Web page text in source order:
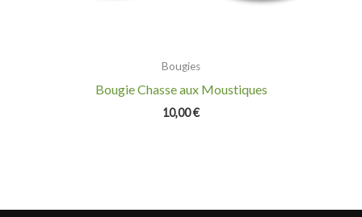
Bougies
Bougie Chasse aux Moustiques
10,00€